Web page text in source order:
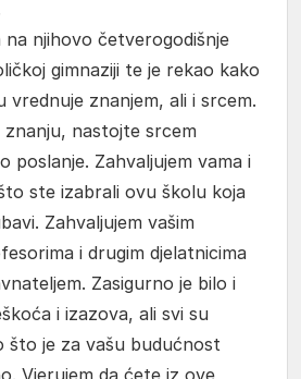
njihovo četverogodišnje
gimnaziji te je rekao kako
vrednuje znanjem, ali i srcem.
znanju, nastojte srcem
poslanje. Zahvaljujem vama i
ste izabrali ovu školu koja
Zahvaljujem vašim
i drugim djelatnicima
Zasigurno je bilo i
i izazova, ali svi su
što je za vašu budućnost
Vjerujem da ćete iz ove